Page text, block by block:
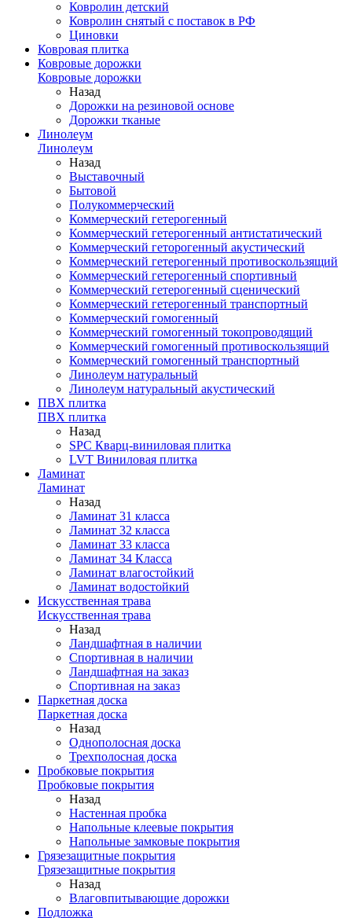
Ковролин детский
Ковролин снятый с поставок в РФ
Циновки
Ковровая плитка
Ковровые дорожки
Ковровые дорожки
Назад
Дорожки на резиновой основе
Дорожки тканые
Линолеум
Линолеум
Назад
Выставочный
Бытовой
Полукоммерческий
Коммерческий гетерогенный
Коммерческий гетерогенный антистатический
Коммерческий геторогенный акустический
Коммерческий гетерогенный противоскользящий
Коммерческий гетерогенный спортивный
Коммерческий гетерогенный сценический
Коммерческий гетерогенный транспортный
Коммерческий гомогенный
Коммерческий гомогенный токопроводящий
Коммерческий гомогенный противоскользящий
Коммерческий гомогенный транспортный
Линолеум натуральный
Линолеум натуральный акустический
ПВХ плитка
ПВХ плитка
Назад
SPC Кварц-виниловая плитка
LVT Виниловая плитка
Ламинат
Ламинат
Назад
Ламинат 31 класса
Ламинат 32 класса
Ламинат 33 класса
Ламинат 34 Класса
Ламинат влагостойкий
Ламинат водостойкий
Искусственная трава
Искусственная трава
Назад
Ландшафтная в наличии
Спортивная в наличии
Ландшафтная на заказ
Спортивная на заказ
Паркетная доска
Паркетная доска
Назад
Однополосная доска
Трехполосная доска
Пробковые покрытия
Пробковые покрытия
Назад
Настенная пробка
Напольные клеевые покрытия
Напольные замковые покрытия
Грязезащитные покрытия
Грязезащитные покрытия
Назад
Влаговпитывающие дорожки
Подложка